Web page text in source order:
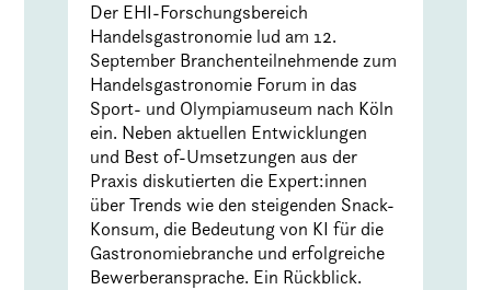
Der EHI-Forschungsbereich
Handelsgastronomie lud am 12.
September Branchenteilnehmende zum
Handelsgastronomie Forum in das
Sport- und Olympiamuseum nach Köln
ein. Neben aktuellen Entwicklungen
und Best of-Umsetzungen aus der
Praxis diskutierten die Expert:innen
über Trends wie den steigenden Snack-
Konsum, die Bedeutung von KI für die
Gastronomiebranche und erfolgreiche
Bewerberansprache. Ein Rückblick.